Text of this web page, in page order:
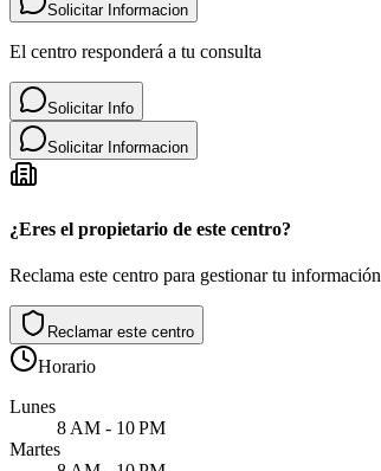
Solicitar Informacion
El centro responderá a tu consulta
Solicitar Info
Solicitar Informacion
¿Eres el propietario de este centro?
Reclama este centro para gestionar tu
Reclamar este centro
Horario
Lunes
8 AM - 10 PM
Martes